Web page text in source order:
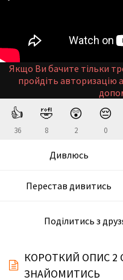
Якщо Ви бачите тільки
пройдіть авторизацію
👍
36
🤣
8
😲
2
😔
0
Дивлюсь
Перестав дивитись
Поділитись з
КОРОТКИЙ ОПИС 2
ЗНАЙОМИТИСЬ